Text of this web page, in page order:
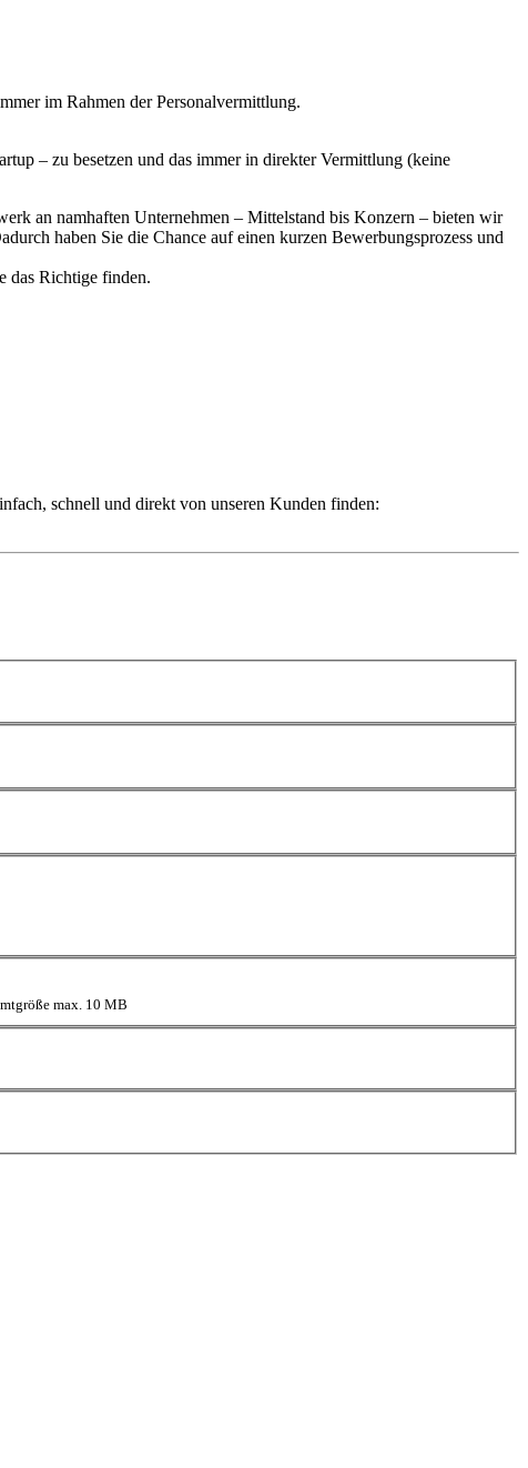
im Rahmen der Personalvermittlung.
– zu besetzen und das immer in direkter Vermittlung (keine
an namhaften Unternehmen – Mittelstand bis Konzern – bieten wir
haben Sie die Chance auf einen kurzen Bewerbungsprozess und
das Richtige finden.
schnell und direkt von unseren Kunden finden:
max. 10 MB